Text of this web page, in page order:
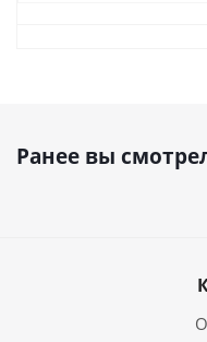
Ранее вы